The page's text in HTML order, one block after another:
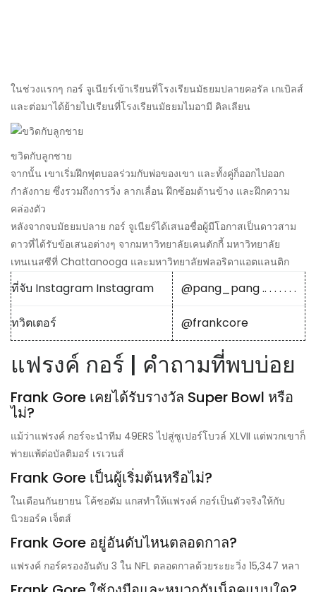
ในช่วงแรกๆ กอร์ จูเนียร์เข้าเรียนที่โรงเรียนมัธยมปลายคอรัล เกเบิลส์
และต่อมาได้ย้ายไปเรียนที่โรงเรียนมัธยมไมอามี คิลเลียน
ขวิดกับลูกชาย
จากนั้น เขาเริ่มฝึกฟุตบอลร่วมกับพ่อของเขา และทั้งคู่ก็ออกไปออก
กำลังกาย ซึ่งรวมถึงการวิ่ง ลากเลื่อน ฝึกซ้อมด้านข้าง และฝึกความ
คล่องตัว
หลังจากจบมัธยมปลาย กอร์ จูเนียร์ได้เสนอชื่อผู้มีโอกาสเป็นดาวสาม
ดาวที่ได้รับข้อเสนอต่างๆ จากมหาวิทยาลัยเคนตักกี้ มหาวิทยาลัย
เทนเนสซีที่ Chattanooga และมหาวิทยาลัยฟลอริดาแอตแลนติก
ที่จับ Instagram Instagram @pang_pang .. . . . . . .
ทวิตเตอร์ @frankcore
แฟรงค์ กอร์ | คำถามที่พบบ่อย
Frank Gore เคยได้รับรางวัล Super Bowl หรือ
ไม่?
แม้ว่าแฟรงค์ กอร์จะนำทีม 49ERS ไปสู่ซูเปอร์โบวล์ XLVII แต่พวกเขาก็
พ่ายแพ้ต่อบัลติมอร์ เรเวนส์
Frank Gore เป็นผู้เริ่มต้นหรือไม่?
ในเดือนกันยายน โค้ชอดัม แกสทำให้แฟรงค์ กอร์เป็นตัวจริงให้กับ
นิวยอร์ค เจ็ตส์
Frank Gore อยู่อันดับไหนตลอดกาล?
แฟรงค์ กอร์ครองอันดับ 3 ใน NFL ตลอดกาลด้วยระยะวิ่ง 15,347 หลา